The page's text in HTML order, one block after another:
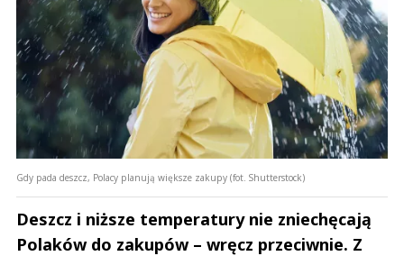
Gdy pada deszcz, Polacy planują większe zakupy (fot. Shutterstock)
Deszcz i niższe temperatury nie zniechęcają
Polaków do zakupów – wręcz przeciwnie. Z